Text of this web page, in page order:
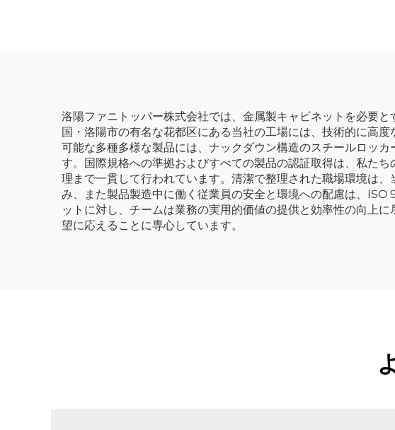
洛陽ファニトッパー株式会社では、金属製キャビネットを必要
国・洛陽市の有名な花都区にある当社の工場には、技術的に高
可能な多種多様な製品には、ナックダウン構造のスチールロッ
す。国際規格への準拠およびすべての製品の認証取得は、私た
理まで一貫して行われています。清潔で整理された職場環境は
み、また製品製造中に働く従業員の安全と環境への配慮は、
ットに対し、チームは業務の実用的価値の提供と効率性の向上
望に応えることに専心しています。